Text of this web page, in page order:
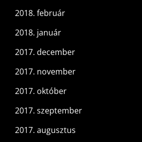
2018. február
2018. január
2017. december
2017. november
2017. október
2017. szeptember
2017. augusztus